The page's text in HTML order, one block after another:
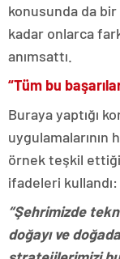
konusunda da
kadar onlarca
anımsattı.
“Tüm bu
Buraya yaptığı
uygulamalarının
örnek teşkil
ifadeleri kullandı:
“Şehrimizde
doğayı ve